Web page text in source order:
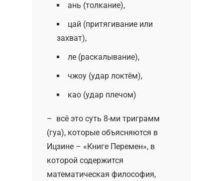
ань (толкание),
цай (притягивание или
захват),
ле (раскалывание),
чжоу (удар локтём),
као (удар плечом)
– всё это суть 8-ми триграмм
(гуа), которые объясняются в
Ицзине – «Книге Перемен», в
которой содержится
математическая философия,